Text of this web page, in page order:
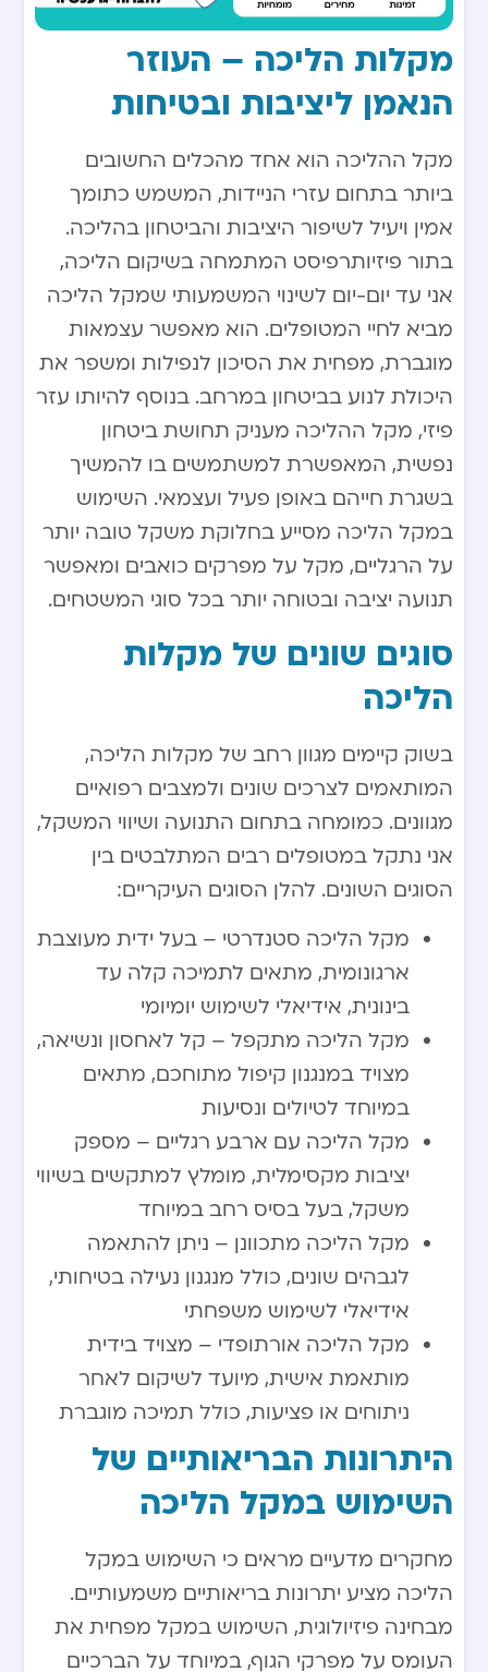
מקלות הליכה – העוזר
הנאמן ליציבות ובטיחות
מקל ההליכה הוא אחד מהכלים החשובים
ביותר בתחום עזרי הניידות, המשמש כתומך
אמין ויעיל לשיפור היציבות והביטחון בהליכה.
בתור פיזיותרפיסט המתמחה בשיקום הליכה,
אני עד יום-יום לשינוי המשמעותי שמקל הליכה
מביא לחיי המטופלים. הוא מאפשר עצמאות
מוגברת, מפחית את הסיכון לנפילות ומשפר את
היכולת לנוע בביטחון במרחב. בנוסף להיותו עזר
פיזי, מקל ההליכה מעניק תחושת ביטחון
נפשית, המאפשרת למשתמשים בו להמשיך
בשגרת חייהם באופן פעיל ועצמאי. השימוש
במקל הליכה מסייע בחלוקת משקל טובה יותר
על הרגליים, מקל על מפרקים כואבים ומאפשר
תנועה יציבה ובטוחה יותר בכל סוגי המשטחים.
סוגים שונים של מקלות
הליכה
בשוק קיימים מגוון רחב של מקלות הליכה,
המותאמים לצרכים שונים ולמצבים רפואיים
מגוונים. כמומחה בתחום התנועה ושיווי המשקל,
אני נתקל במטופלים רבים המתלבטים בין
הסוגים השונים. להלן הסוגים העיקריים:
מקל הליכה סטנדרטי – בעל ידית מעוצבת
ארגונומית, מתאים לתמיכה קלה עד
בינונית, אידיאלי לשימוש יומיומי
מקל הליכה מתקפל – קל לאחסון ונשיאה,
מצויד במנגנון קיפול מתוחכם, מתאים
במיוחד לטיולים ונסיעות
מקל הליכה עם ארבע רגליים – מספק
יציבות מקסימלית, מומלץ למתקשים בשיווי
משקל, בעל בסיס רחב במיוחד
מקל הליכה מתכוונן – ניתן להתאמה
לגבהים שונים, כולל מנגנון נעילה בטיחותי,
אידיאלי לשימוש משפחתי
מקל הליכה אורתופדי – מצויד בידית
מותאמת אישית, מיועד לשיקום לאחר
ניתוחים או פציעות, כולל תמיכה מוגברת
היתרונות הבריאותיים של
השימוש במקל הליכה
מחקרים מדעיים מראים כי השימוש במקל
הליכה מציע יתרונות בריאותיים משמעותיים.
מבחינה פיזיולוגית, השימוש במקל מפחית את
העומס על מפרקי הגוף, במיוחד על הברכיים